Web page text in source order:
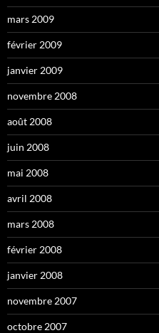
mars 2009
février 2009
janvier 2009
novembre 2008
août 2008
juin 2008
mai 2008
avril 2008
mars 2008
février 2008
janvier 2008
novembre 2007
octobre 2007